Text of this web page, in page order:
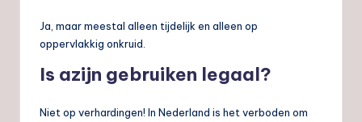
Ja, maar meestal alleen tijdelijk en alleen op
oppervlakkig onkruid.
Is azijn gebruiken legaal?
Niet op verhardingen! In Nederland is het verboden om